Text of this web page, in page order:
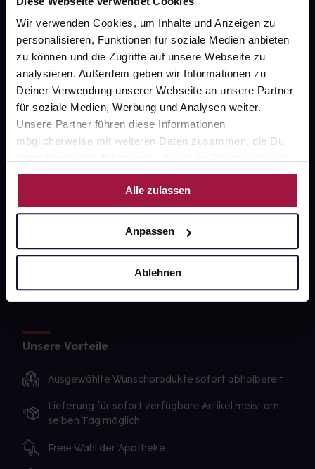
Wir verwenden Cookies, um Inhalte und Anzeigen zu
personalisieren, Funktionen für soziale Medien anbieten
zu können und die Zugriffe auf unsere Webseite zu
analysieren. Außerdem geben wir Informationen zu
Deiner Verwendung unserer Webseite an unsere Partner
für soziale Medien, Werbung und Analysen weiter.
Unsere Partner führen diese Informationen
möglicherweise mit weiteren Daten zusammen, die Du
Nutzung der Dienste gesammelt haben.
Alle zulassen
Anpassen
Ablehnen
gesund.de
Über uns
Karriere
Newsletter
PAYBACK
Sanitätshäuser
Impressum
Unsere Vorteile
Ausgewählte Wunschprodukte sofort abholbereit
Lieferung für sofort verfügbare Artikel meist am
selben Tag möglich
Freie Wahl der Apotheke